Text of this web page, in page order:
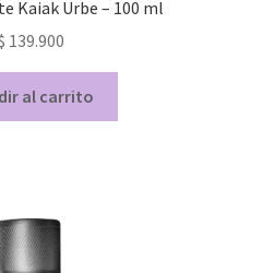
Kaiak Urbe – 100 ml
139.900
al carrito